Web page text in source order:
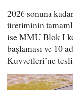
2026 sonuna
üretiminin
ise MMU Blok I
başlaması ve 10
Kuvvetleri’ne